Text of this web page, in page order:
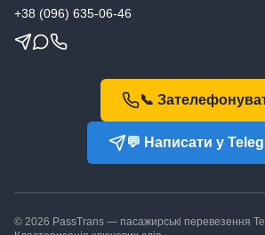
+38 (096) 635-06-46
📞
💬 Написати у
© 2026 PassTrans — пасажирські перевезення